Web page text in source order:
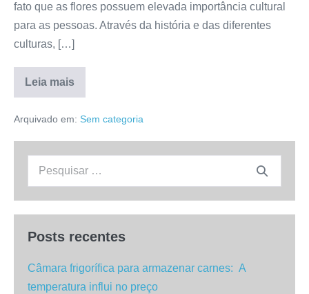
fato que as flores possuem elevada importância cultural
para as pessoas. Através da história e das diferentes
culturas, […]
Leia mais
Câmara
frigorifica
flores
Qualidade
e
longevidade
para
a
Arquivado em: Sem categoria
Procurar:
Posts recentes
Câmara frigorífica para armazenar carnes: A
temperatura influi no preço